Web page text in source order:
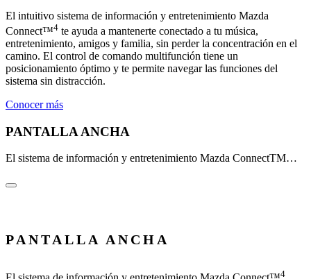
El intuitivo sistema de información y entretenimiento Mazda
Connect™4 te ayuda a mantenerte conectado a tu música,
entretenimiento, amigos y familia, sin perder la concentración en el
camino. El control de comando multifunción tiene un
posicionamiento óptimo y te permite navegar las funciones del
sistema sin distracción.
Conocer más
PANTALLA ANCHA
El sistema de información y entretenimiento Mazda ConnectTM…
PANTALLA ANCHA
4